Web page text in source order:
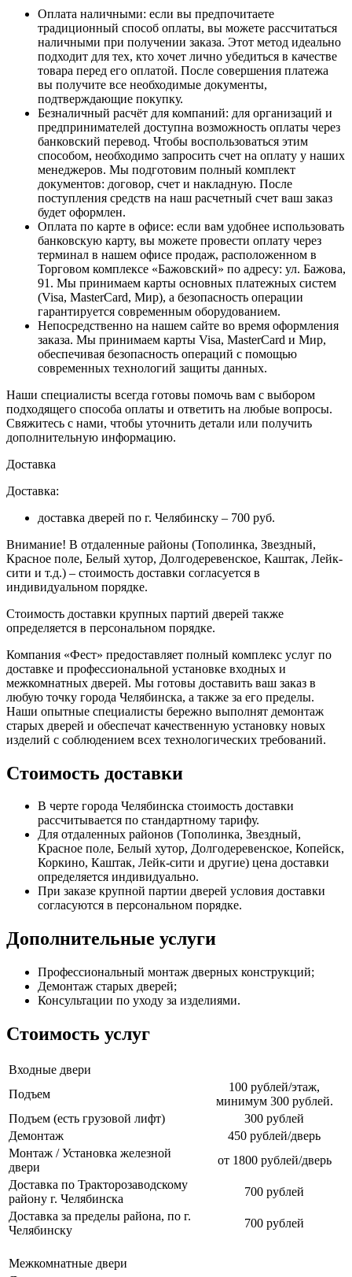
Оплата наличными: если вы предпочитаете
традиционный способ оплаты, вы можете рассчитаться
наличными при получении заказа. Этот метод идеально
подходит для тех, кто хочет лично убедиться в качестве
товара перед его оплатой. После совершения платежа
вы получите все необходимые документы,
подтверждающие покупку.
Безналичный расчёт для компаний: для организаций и
предпринимателей доступна возможность оплаты через
банковский перевод. Чтобы воспользоваться этим
способом, необходимо запросить счет на оплату у наших
менеджеров. Мы подготовим полный комплект
документов: договор, счет и накладную. После
поступления средств на наш расчетный счет ваш заказ
будет оформлен.
Оплата по карте в офисе: если вам удобнее использовать
банковскую карту, вы можете провести оплату через
терминал в нашем офисе продаж, расположенном в
Торговом комплексе «Бажовский» по адресу: ул. Бажова,
91. Мы принимаем карты основных платежных систем
(Visa, MasterCard, Мир), а безопасность операции
гарантируется современным оборудованием.
Непосредственно на нашем сайте во время оформления
заказа. Мы принимаем карты Visa, MasterCard и Мир,
обеспечивая безопасность операций с помощью
современных технологий защиты данных.
Наши специалисты всегда готовы помочь вам с выбором
подходящего способа оплаты и ответить на любые вопросы.
Свяжитесь с нами, чтобы уточнить детали или получить
дополнительную информацию.
Доставка
Доставка:
доставка дверей по г. Челябинску – 700 руб.
Внимание! В отдаленные районы (Тополинка, Звездный,
Красное поле, Белый хутор, Долгодеревенское, Каштак, Лейк-
сити и т.д.) – стоимость доставки согласуется в
индивидуальном порядке.
Стоимость доставки крупных партий дверей также
определяется в персональном порядке.
Компания «Фест» предоставляет полный комплекс услуг по
доставке и профессиональной установке входных и
межкомнатных дверей. Мы готовы доставить ваш заказ в
любую точку города Челябинска, а также за его пределы.
Наши опытные специалисты бережно выполнят демонтаж
старых дверей и обеспечат качественную установку новых
изделий с соблюдением всех технологических требований.
Стоимость доставки
В черте города Челябинска стоимость доставки
рассчитывается по стандартному тарифу.
Для отдаленных районов (Тополинка, Звездный,
Красное поле, Белый хутор, Долгодеревенское, Копейск,
Коркино, Каштак, Лейк-сити и другие) цена доставки
определяется индивидуально.
При заказе крупной партии дверей условия доставки
согласуются в персональном порядке.
Дополнительные услуги
Профессиональный монтаж дверных конструкций;
Демонтаж старых дверей;
Консультации по уходу за изделиями.
Стоимость услуг
Входные двери
Подъем
100 рублей/этаж,
минимум 300 рублей.
Подъем (есть грузовой лифт)
300 рублей
Демонтаж
450 рублей/дверь
Монтаж / Установка железной
двери
от 1800 рублей/дверь
Доставка по Тракторозаводскому
району г. Челябинска
700 рублей
Доставка за пределы района, по г.
Челябинску
700 рублей
Межкомнатные двери